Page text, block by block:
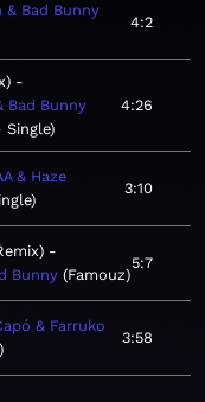
& Bad Bunny
4:2
Bad Bunny
Single
4:26
& Haze
3:10
Bunny Famouz
5:7
& Farruko
3:58